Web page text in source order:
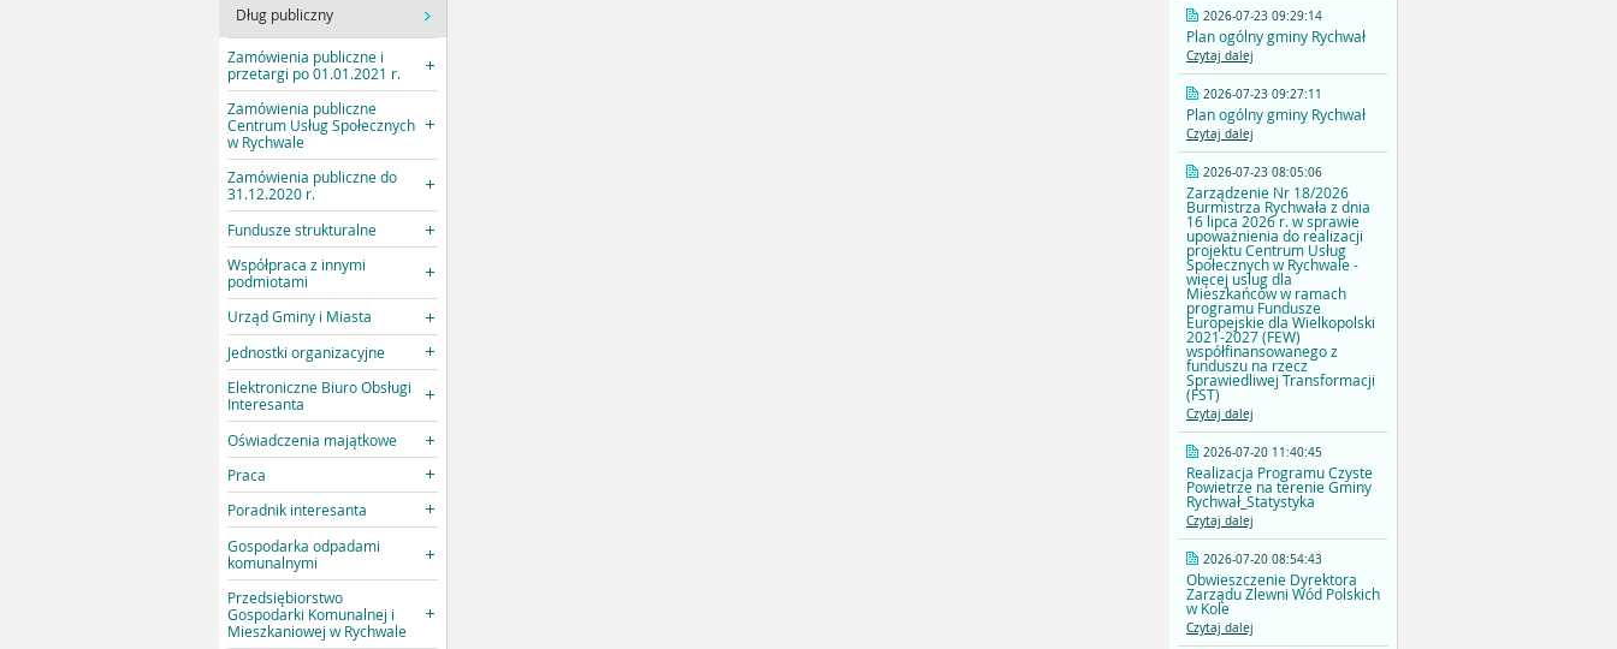
Dług publiczny
Zamówienia publiczne i
przetargi po 01.01.2021 r.
Zamówienia publiczne
Centrum Usług Społecznych
w Rychwale
Zamówienia publiczne do
31.12.2020 r.
Fundusze strukturalne
Współpraca z innymi
podmiotami
Urząd Gminy i Miasta
Jednostki organizacyjne
Elektroniczne Biuro Obsługi
Interesanta
Oświadczenia majątkowe
Praca
Poradnik interesanta
Gospodarka odpadami
komunalnymi
Przedsiębiorstwo
Gospodarki Komunalnej i
Mieszkaniowej w Rychwale
2026-07-23 09:29:14
Plan ogólny gminy Rychwał
Czytaj dalej
2026-07-23 09:27:11
Plan ogólny gminy Rychwał
Czytaj dalej
2026-07-23 08:05:06
Zarządzenie Nr 18/2026
Burmistrza Rychwała z dnia
16 lipca 2026 r. w sprawie
upoważnienia do realizacji
projektu Centrum Usług
Społecznych w Rychwale -
więcej uslug dla
Mieszkańców w ramach
programu Fundusze
Europejskie dla Wielkopolski
2021-2027 (FEW)
współfinansowanego z
funduszu na rzecz
Sprawiedliwej Transformacji
(FST)
Czytaj dalej
2026-07-20 11:40:45
Realizacja Programu Czyste
Powietrze na terenie Gminy
Rychwał_Statystyka
Czytaj dalej
2026-07-20 08:54:43
Obwieszczenie Dyrektora
Zarządu Zlewni Wód Polskich
w Kole
Czytaj dalej